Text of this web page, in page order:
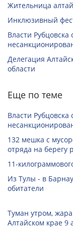
Жительница
Инклюзивный
Власти
Делегация
области
Еще по теме
Власти
132 мешка с
отряда на берегу
11-
Из Тулы - в
обитатели
Туман утром,
Алтайском крае 9